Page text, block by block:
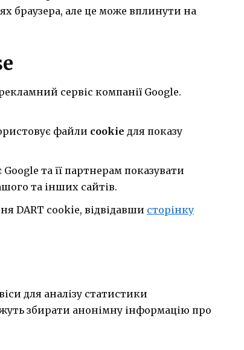
браузера, але це може вплинути на
сервіс компанії Google.
файли cookie для показу
Google та її партнерам показувати
та інших сайтів.
DART cookie, відвідавши сторінку
для аналізу статистики
збирати анонімну інформацію про